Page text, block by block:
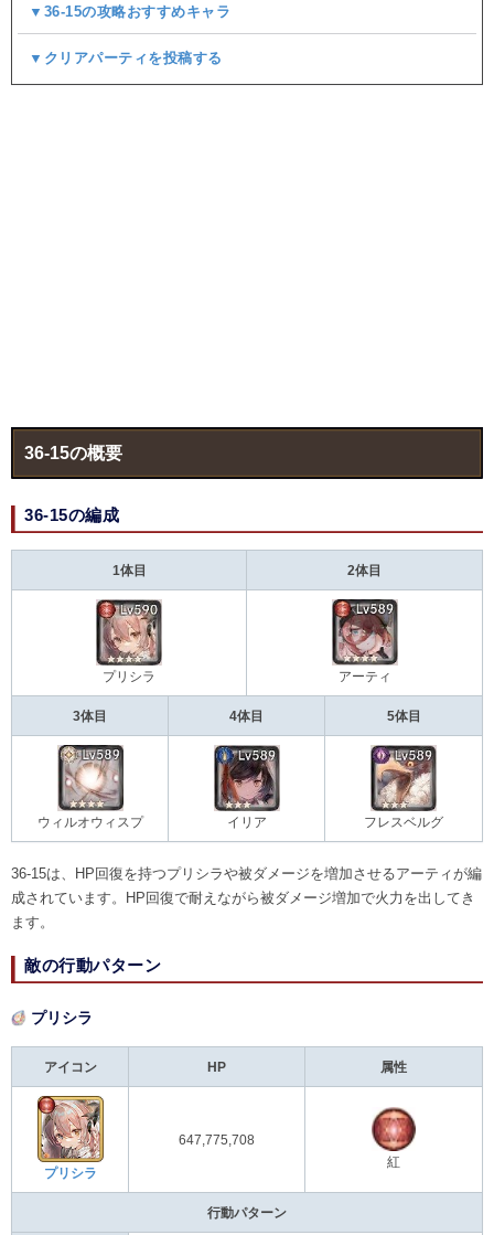
▼36-15の攻略おすすめキャラ
▼クリアパーティを投稿する
36-15の概要
36-15の編成
1体目 2体目
プリシラ アーティ
3体目 4体目 5体目
ウィルオウィスプ イリア フレスベルグ
36-15は、HP回復を持つプリシラや被ダメージを増加させるアーティが編
成されています。HP回復で耐えながら被ダメージ増加で火力を出してき
ます。
敵の行動パターン
プリシラ
アイコン HP 属性
プリシラ
647,775,708
紅
行動パターン